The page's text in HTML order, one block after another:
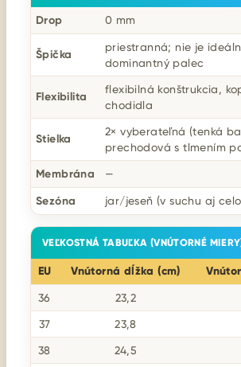
Drop 0 mm
Špička
priestranná; nie je
dominantný palec
Flexibilita
flexibilná konštrukcia,
chodidla
Stielka
2× vyberateľná (tenká
prechodová s tlmením
Membrána —
Sezóna jar/jeseň (v suchu aj
VEĽKOSTNÁ TABUĽKA (VNÚTORNÉ
EU Vnútorná dĺžka (cm)
36 23,2
37 23,8
38 24,5